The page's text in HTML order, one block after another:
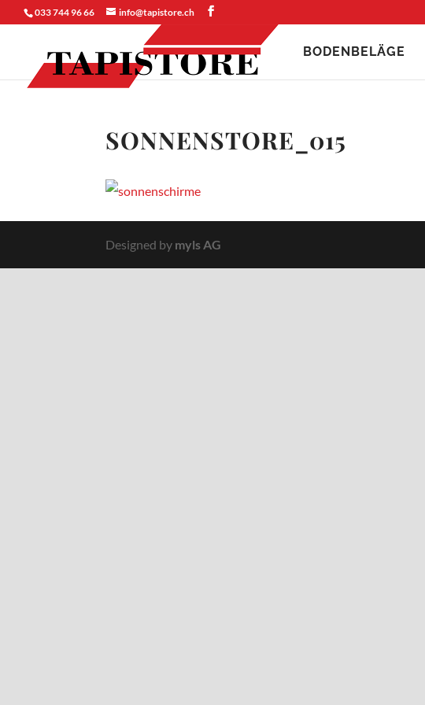
033 744 96 66 info@tapistore.ch
BODENBELÄGE
SONNENSTORE_015
Designed by myls AG